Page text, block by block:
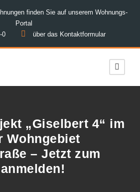
finden Sie auf unserem Wohnungs-
Portal
0
über das Kontaktformular
„Giselbert 4“ im
Wohngebiet
– Jetzt zum